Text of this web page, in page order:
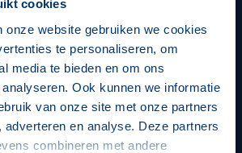
cookies
onze website gebruiken we cookies
te personaliseren, om
media te bieden en om ons
Ook kunnen we informatie
van onze site met onze partners
en analyse. Deze partners
combineren met andere